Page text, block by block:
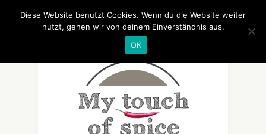
Diese Website benutzt Cookies. Wenn du die Website weiter
nutzt, gehen wir von deinem Einverständnis aus.
OK